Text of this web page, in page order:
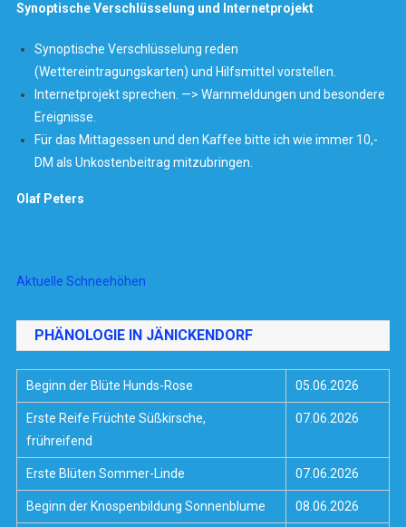
Synoptische Verschlüsselung und Internetprojekt
Synoptische Verschlüsselung reden
(Wettereintragungskarten) und Hilfsmittel vorstellen.
Internetprojekt sprechen. —> Warnmeldungen und besondere
Ereignisse.
Für das Mittagessen und den Kaffee bitte ich wie immer 10,-
DM als Unkostenbeitrag mitzubringen.
Olaf Peters
Aktuelle Schneehöhen
PHÄNOLOGIE IN JÄNICKENDORF
Beginn der Blüte Hunds-Rose 05.06.2026
Erste Reife Früchte Süßkirsche,
frühreifend
07.06.2026
Erste Blüten Sommer-Linde 07.06.2026
Beginn der Knospenbildung Sonnenblume 08.06.2026